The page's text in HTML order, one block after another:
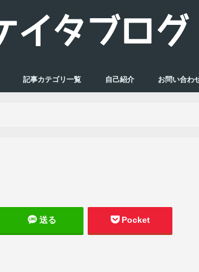
記事カテゴリ一覧 自己紹介 お問い合わ
送る Pocket